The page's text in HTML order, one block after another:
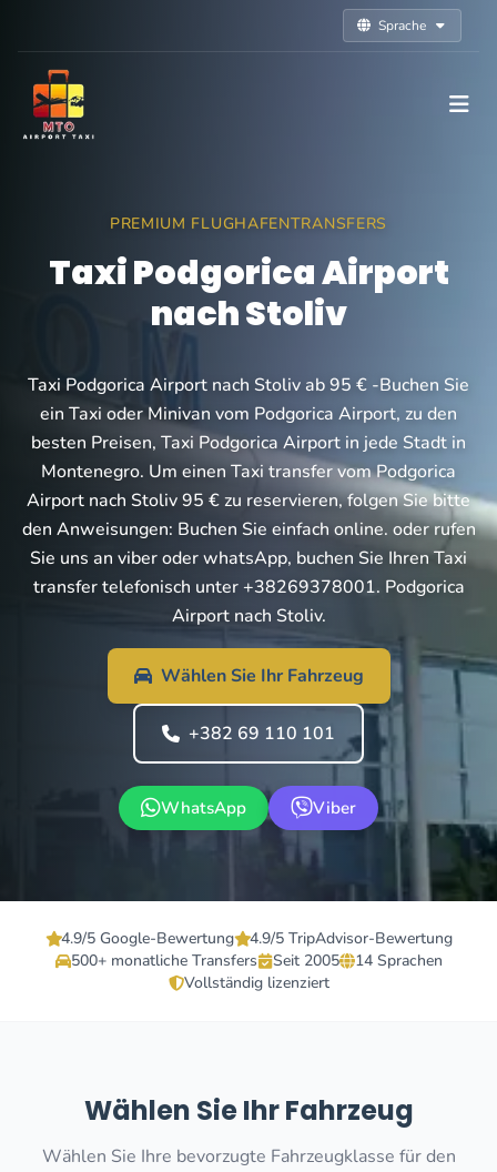
Sprache
PREMIUM FLUGHAFENTRANSFERS
Taxi Podgorica Airport
nach Stoliv
Taxi Podgorica Airport nach Stoliv ab 95 € -Buchen Sie
ein Taxi oder Minivan vom Podgorica Airport, zu den
besten Preisen, Taxi Podgorica Airport in jede Stadt in
Montenegro. Um einen Taxi transfer vom Podgorica
Airport nach Stoliv 95 € zu reservieren, folgen Sie bitte
den Anweisungen: Buchen Sie einfach online. oder rufen
Sie uns an viber oder whatsApp, buchen Sie Ihren Taxi
transfer telefonisch unter +38269378001. Podgorica
Airport nach Stoliv.
Wählen Sie Ihr Fahrzeug
+382 69 110 101
WhatsApp Viber
4.9/5 Google-Bewertung
4.9/5 TripAdvisor-Bewertung
500+ monatliche Transfers
Seit 2005
14 Sprachen
Vollständig lizenziert
Wählen Sie Ihr Fahrzeug
Wählen Sie Ihre bevorzugte Fahrzeugklasse für den